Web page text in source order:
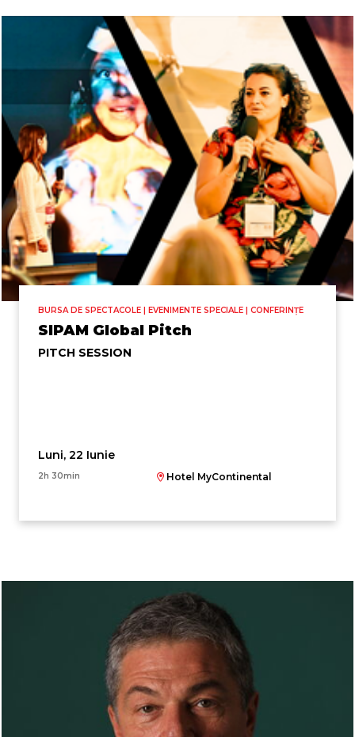
BURSA DE SPECTACOLE | EVENIMENTE SPECIALE | CONFERINȚE
SIPAM Global Pitch
PITCH SESSION
Luni, 22 Iunie
2h 30min Hotel MyContinental